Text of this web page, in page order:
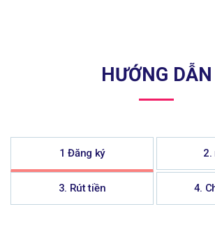
HƯỚNG DẪN
1 Đăng ký 2.
3. Rút tiền 4.